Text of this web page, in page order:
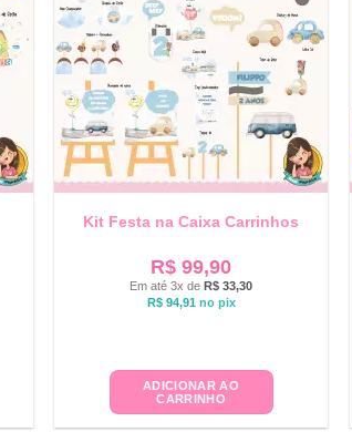
Kit Festa na Caixa Carrinhos
R$ 99,90
Em até 3x deR$ 33,30
R$94,91 no pix
ADICIONAR AO
CARRINHO